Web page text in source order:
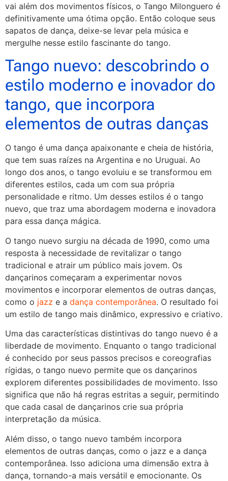
vai além dos movimentos físicos, o Tango Milonguero é
definitivamente uma ótima opção. Então coloque seus
sapatos de dança, deixe-se levar pela música e
mergulhe nesse estilo fascinante do tango.
Tango nuevo: descobrindo o
estilo moderno e inovador do
tango, que incorpora
elementos de outras danças
O tango é uma dança apaixonante e cheia de história,
que tem suas raízes na Argentina e no Uruguai. Ao
longo dos anos, o tango evoluiu e se transformou em
diferentes estilos, cada um com sua própria
personalidade e ritmo. Um desses estilos é o tango
nuevo, que traz uma abordagem moderna e inovadora
para essa dança mágica.
O tango nuevo surgiu na década de 1990, como uma
resposta à necessidade de revitalizar o tango
tradicional e atrair um público mais jovem. Os
dançarinos começaram a experimentar novos
movimentos e incorporar elementos de outras danças,
como o jazz e a dança contemporânea. O resultado foi
um estilo de tango mais dinâmico, expressivo e criativo.
Uma das características distintivas do tango nuevo é a
liberdade de movimento. Enquanto o tango tradicional
é conhecido por seus passos precisos e coreografias
rígidas, o tango nuevo permite que os dançarinos
explorem diferentes possibilidades de movimento. Isso
significa que não há regras estritas a seguir, permitindo
que cada casal de dançarinos crie sua própria
interpretação da música.
Além disso, o tango nuevo também incorpora
elementos de outras danças, como o jazz e a dança
contemporânea. Isso adiciona uma dimensão extra à
dança, tornando-a mais versátil e emocionante. Os